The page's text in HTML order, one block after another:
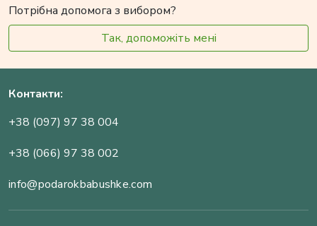
Потрібна допомога з вибором?
Так, допоможіть мені
Контакти:
+38 (097) 97 38 004
+38 (066) 97 38 002
info@podarokbabushke.com